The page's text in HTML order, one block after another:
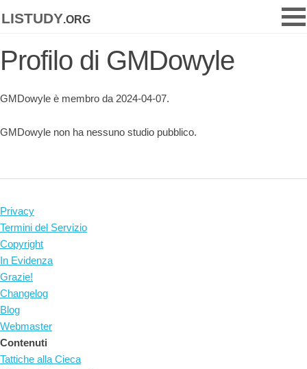
listudy.org
Profilo di GMDowyle
GMDowyle è membro da 2024-04-07.
GMDowyle non ha nessuno studio pubblico.
Privacy
Termini del Servizio
Copyright
In Evidenza
Grazie!
Changelog
Blog
Webmaster
Contenuti
Tattiche alla Cieca